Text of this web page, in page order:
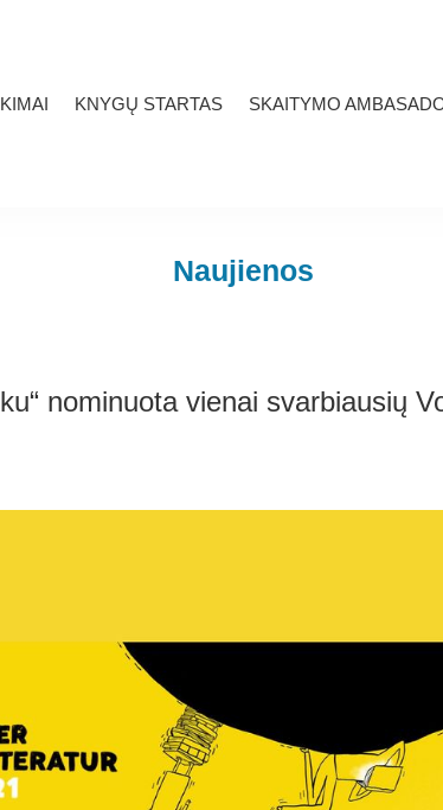
KNYGŲ STARTAS SKAITYMO
Naujienos
nominuota vienai svarbiausių